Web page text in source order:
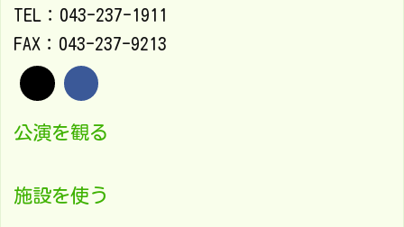
TEL：043-237-1911
FAX：043-237-9213
公演を観る
施設を使う